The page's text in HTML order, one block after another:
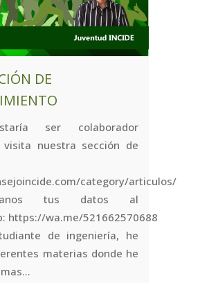
DE
ser colaborador
visita nuestra sección de
category/articulos/
tus datos al
https://wa.me/521662570688
de ingeniería, he
materias donde he